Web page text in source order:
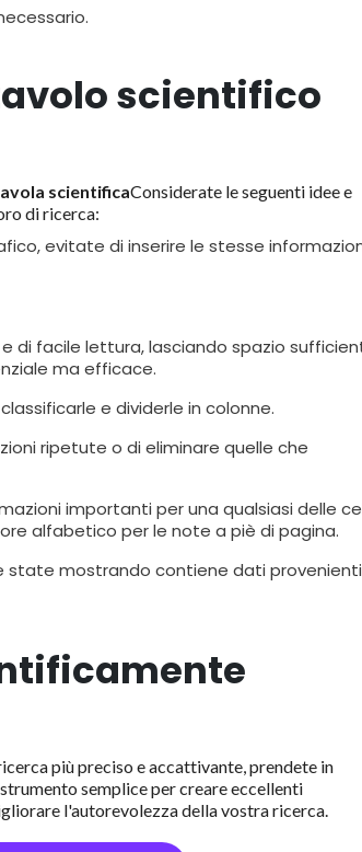
scientifico
scientificaConsiderate le seguenti idee e
di ricerca:
evitate di inserire le stesse
facile lettura, lasciando spazio
ma efficace.
e dividerle in colonne.
ripetute o di eliminare quelle che
importanti per una qualsiasi delle
alfabetico per le note a piè di pagina.
state mostrando contiene dati
più preciso e accattivante, prendete in
semplice per creare eccellenti
l'autorevolezza della vostra ricerca.